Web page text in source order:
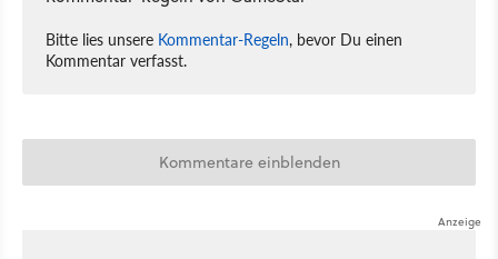
Bitte lies unsere Kommentar-Regeln, bevor Du einen
Kommentar verfasst.
Kommentare einblenden